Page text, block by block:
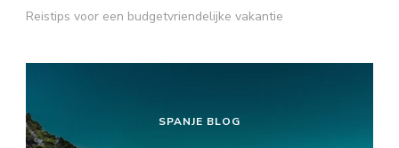
Reistips voor een budgetvriendelijke vakantie
SPANJE BLOG